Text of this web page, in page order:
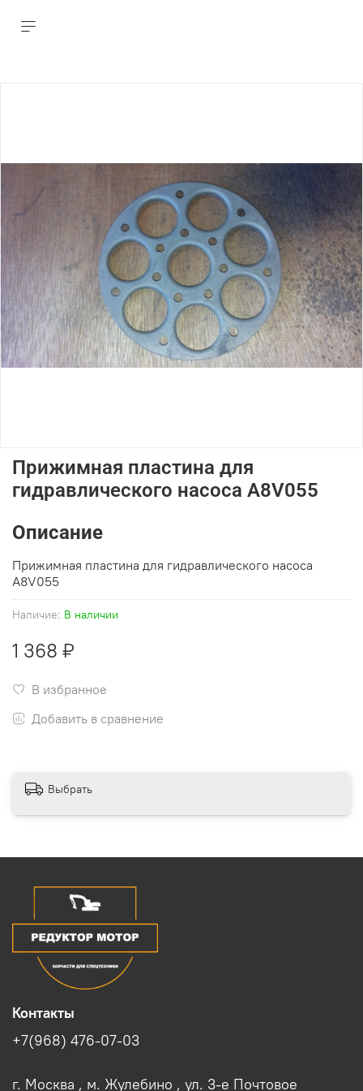
Наличие: В наличии
Прижимная пластина для
гидравлического насоса A8V055
1 368 ₽
В избранное
Добавить в сравнение
Описание
Прижимная пластина для гидравлического насоса
A8V055
Выбрать
Контакты
+7(968) 476-07-03
г. Москва , м. Жулебино , ул. 3-е Почтовое